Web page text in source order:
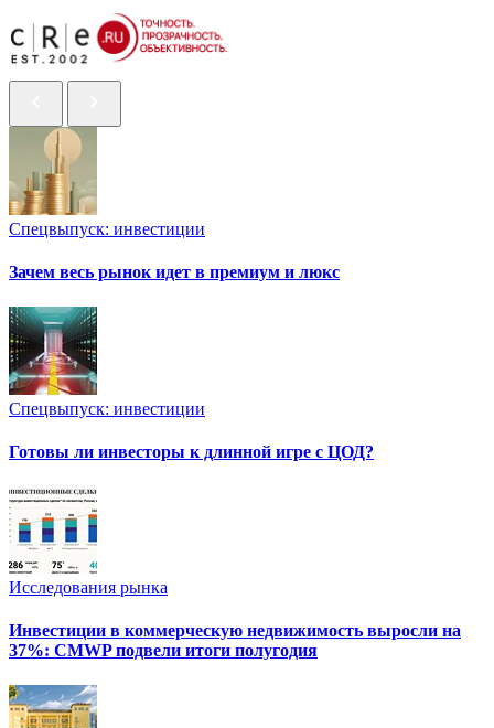
Спецвыпуск: инвестиции
Зачем весь рынок идет в премиум и люкс
Спецвыпуск: инвестиции
Готовы ли инвесторы к длинной игре с ЦОД?
Исследования рынка
Инвестиции в коммерческую недвижимость выросли на
37%: CMWP подвели итоги полугодия